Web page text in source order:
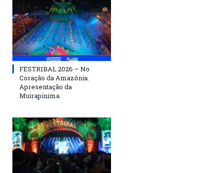
FESTRIBAL 2026 – No
Coração da Amazônia.
Apresentação da
Muirapinima.